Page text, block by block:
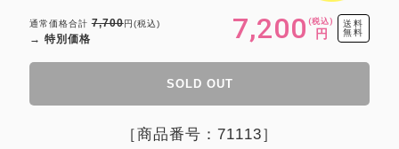
通常価格合計7,700円(税込)
→ 特別価格 7,200円
(税込)
送料
無料
SOLD OUT
［商品番号：71113］